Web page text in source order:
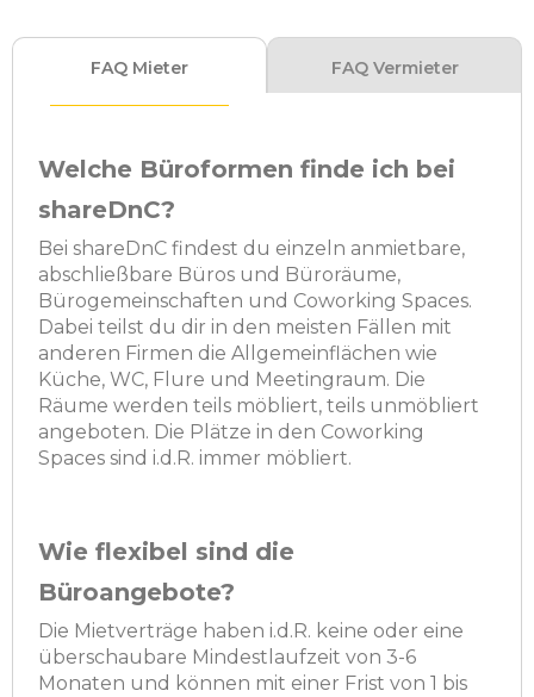
FAQ Mieter FAQ Vermieter
Welche Büroformen finde ich bei
shareDnC?
Bei shareDnC findest du einzeln anmietbare,
abschließbare Büros und Büroräume,
Bürogemeinschaften und Coworking Spaces.
Dabei teilst du dir in den meisten Fällen mit
anderen Firmen die Allgemeinflächen wie
Küche, WC, Flure und Meetingraum. Die
Räume werden teils möbliert, teils unmöbliert
angeboten. Die Plätze in den Coworking
Spaces sind i.d.R. immer möbliert.
Wie flexibel sind die
Büroangebote?
Die Mietverträge haben i.d.R. keine oder eine
überschaubare Mindestlaufzeit von 3-6
Monaten und können mit einer Frist von 1 bis